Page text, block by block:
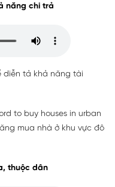
năng chi trả
diễn tả khả năng tài
to buy houses in urban
mua nhà ở khu vực đô
thuộc dân